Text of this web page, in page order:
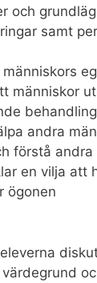
och
samt
människor
andra
förstå andra
en vilja att
ögonen